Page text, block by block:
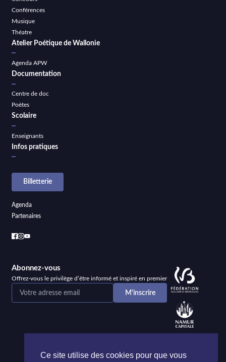
Conférences
Musique
Théatre
Atelier Poétique de Wallonie
Agenda APW
Documentation
Centre de doc
Poètes
Scolaire
Enseignants
Infos pratiques
Billetterie
Agenda
Partenaires
Abonnez-vous
Offrez-vous le privilège d’être informé et inspiré en premier
Ce site utilise des cookies pour que vous